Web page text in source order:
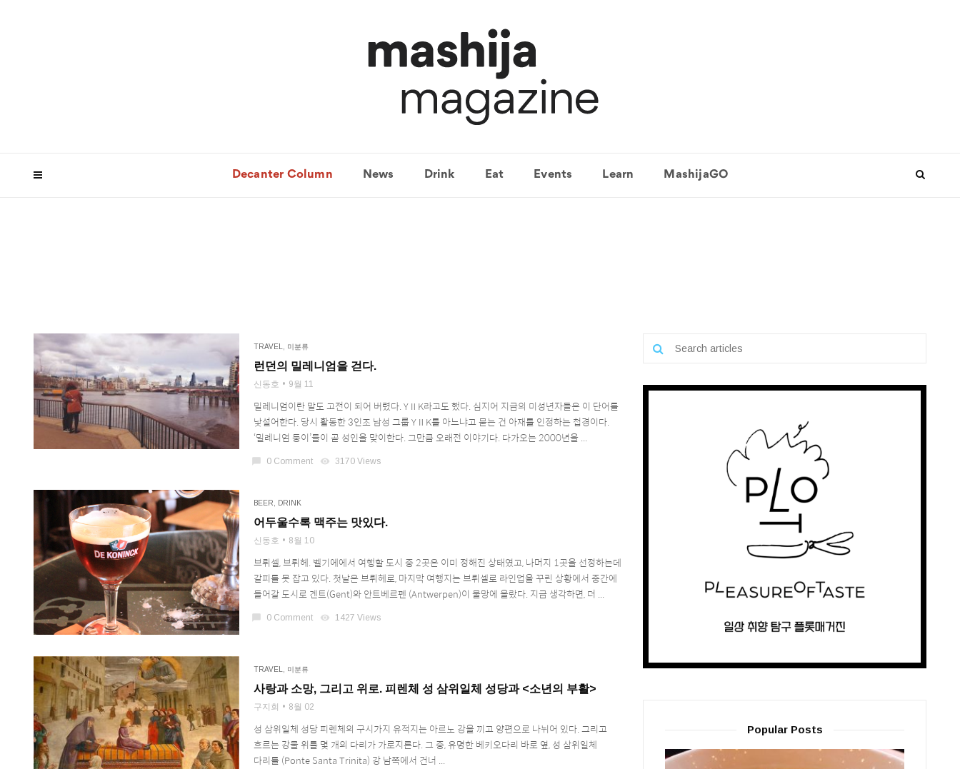
Decanter Column News Drink Eat Events Learn MashijaGO
TRAVEL 미분류
런던의 밀레니엄을 걷다.
신동호 9월 11
밀레니엄이란 말도 고전이 되어 버렸다. YⅡK라고도 했다. 심지어 지금의 미성년자들은 이 단어를
낯설어한다. 당시 활동한 3인조 남성 그룹 YⅡK를 아느냐고 묻는 건 아재를 인정하는 첩경이다.
‘밀레니엄 둥이’들이 곧 성인을 맞이한다. 그만큼 오래전 이야기다. 다가오는 2000년을 ...
chat_bubble 0 Comment visibility 3170 Views
BEER DRINK
어두울수록 맥주는 맛있다.
신동호 8월 10
브뤼셀, 브뤼헤. 벨기에에서 여행할 도시 중 2곳은 이미 정해진 상태였고, 나머지 1곳을 선정하는데
갈피를 못 잡고 있다. 첫날은 브뤼헤로, 마지막 여행지는 브뤼셀로 라인업을 꾸린 상황에서 중간에
들어갈 도시로 겐트(Gent)와 안트베르펜 (Antwerpen)이 물망에 올랐다. 지금 생각하면, 더 ...
chat_bubble 0 Comment visibility 1427 Views
TRAVEL 미분류
사랑과 소망, 그리고 위로. 피렌체 성 삼위일체 성당과 <소년의 부활>
구지회 8월 02
성 삼위일체 성당 피렌체의 구시가지 유적지는 아르노 강을 끼고 양편으로 나뉘어 있다. 그리고
흐르는 강물 위를 몇 개의 다리가 가로지른다. 그 중, 유명한 베키오다리 바로 옆, 성 삼위일체
다리를 (Ponte Santa Trinita) 강 남쪽에서 건너 ...
Popular Posts